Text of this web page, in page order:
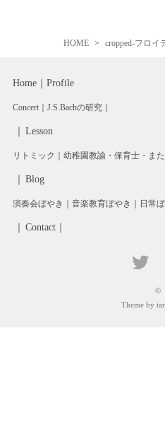
HOME cropped-フロイ
Home Profile
Concert J.S.Bachの研究
Lesson
リトミック 幼稚園教諭・保育士・ま
Blog
演奏会ぼやき 音楽教育ぼやき 日常
Contact
©
Theme by